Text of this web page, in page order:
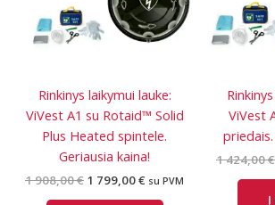
Rinkinys laikymui lauke:
ViVest A1 su Rotaid™ Solid
Plus Heated spintele.
Geriausia kaina!
1 908,00€ Original
1 799,00€ Current
su PVM
ViVest
1 424,00€
Į